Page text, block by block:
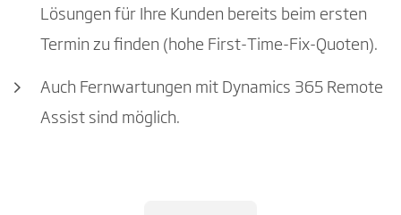
Lösungen für Ihre Kunden bereits beim ersten
Termin zu finden (hohe First-Time-Fix-Quoten).
Auch Fernwartungen mit Dynamics 365 Remote
Assist sind möglich.